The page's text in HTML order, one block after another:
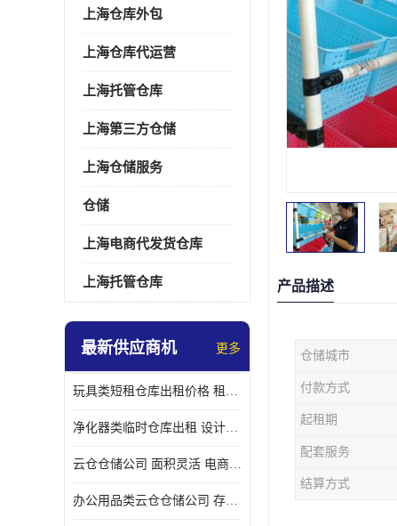
上海仓库外包
上海仓库代运营
上海托管仓库
上海第三方仓储
上海仓储服务
仓储
上海电商代发货仓库
上海托管仓库
最新供应商机 更多
玩具类短租仓库出租价格 租期灵活 智能电商配套
净化器类临时仓库出租 设计简单 电商仓储物流战略合作
云仓仓储公司 面积灵活 电商仓储物流战略合作
办公用品类云仓仓储公司 存货周转很快 电商仓储物流战略整合
产品描述
仓储城市
付款方式
起租期
配套服务
结算方式